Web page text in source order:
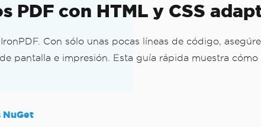
PDF con HTML y CSS
Con sólo unas pocas líneas de código,
pantalla e impresión. Esta guía rápida muestra